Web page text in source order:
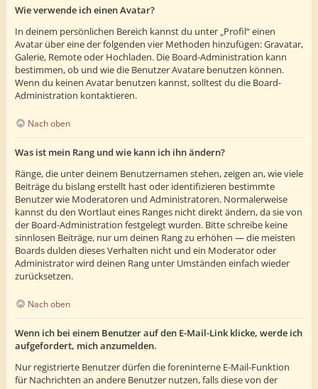
Wie verwende ich einen Avatar?
In deinem persönlichen Bereich kannst du unter „Profil“ einen
Avatar über eine der folgenden vier Methoden hinzufügen: Gravatar,
Galerie, Remote oder Hochladen. Die Board-Administration kann
bestimmen, ob und wie die Benutzer Avatare benutzen können.
Wenn du keinen Avatar benutzen kannst, solltest du die Board-
Administration kontaktieren.
Nach oben
Was ist mein Rang und wie kann ich ihn ändern?
Ränge, die unter deinem Benutzernamen stehen, zeigen an, wie viele
Beiträge du bislang erstellt hast oder identifizieren bestimmte
Benutzer wie Moderatoren und Administratoren. Normalerweise
kannst du den Wortlaut eines Ranges nicht direkt ändern, da sie von
der Board-Administration festgelegt wurden. Bitte schreibe keine
sinnlosen Beiträge, nur um deinen Rang zu erhöhen — die meisten
Boards dulden dieses Verhalten nicht und ein Moderator oder
Administrator wird deinen Rang unter Umständen einfach wieder
zurücksetzen.
Nach oben
Wenn ich bei einem Benutzer auf den E-Mail-Link klicke, werde ich
aufgefordert, mich anzumelden.
Nur registrierte Benutzer dürfen die foreninterne E-Mail-Funktion
für Nachrichten an andere Benutzer nutzen, falls diese von der